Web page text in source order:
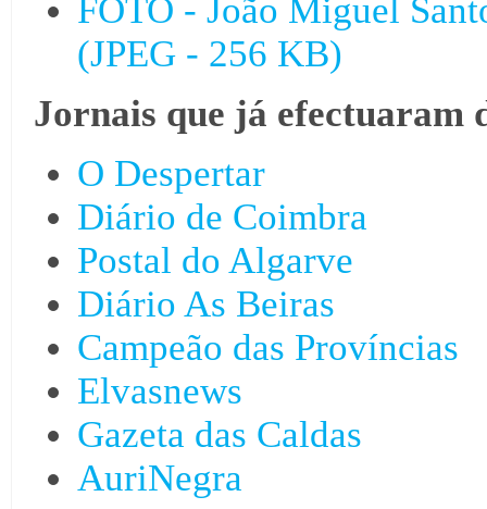
FOTO - João Miguel
(JPEG - 256 KB)
Jornais que já efectuaram
O Despertar
Diário de Coimbra
Postal do Algarve
Diário As Beiras
Campeão das Províncias
Elvasnews
Gazeta das Caldas
AuriNegra